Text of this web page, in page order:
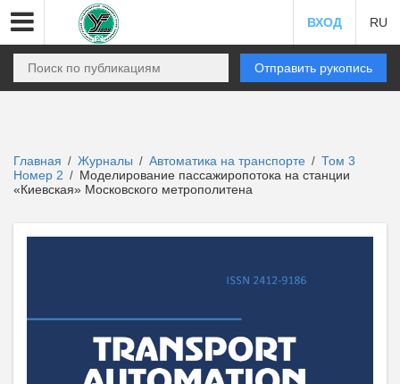
ВХОД RU
Отправить рукопись
Главная / Журналы / Автоматика на транспорте / Том 3
Номер 2 / Моделирование пассажиропотока на станции
«Киевская» Московского метрополитена